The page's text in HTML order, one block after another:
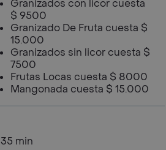
Granizados con licor cuesta
$ 9500
Granizado De Fruta cuesta $
15.000
Granizados sin licor cuesta $
7500
Frutas Locas cuesta $ 8000
Mangonada cuesta $ 15.000
35 min